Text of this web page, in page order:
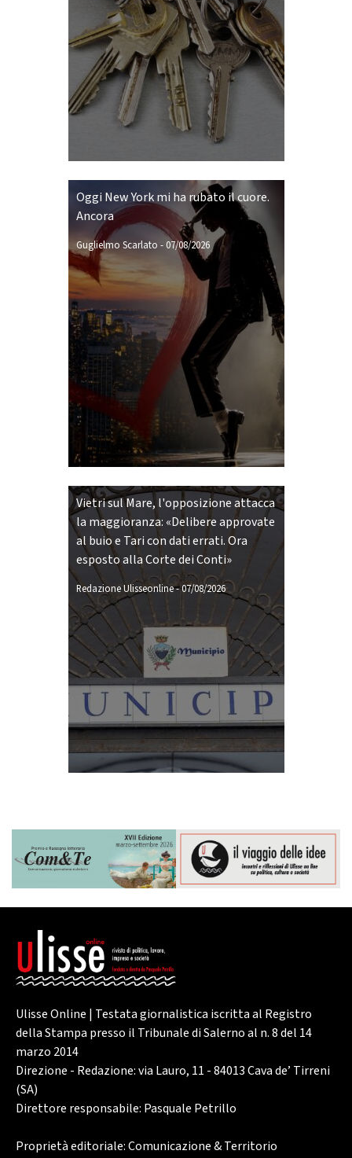
Oggi New York mi ha rubato il cuore.
Ancora
Guglielmo Scarlato -07/08/2026
Vietri sul Mare, l'opposizione attacca
la maggioranza: «Delibere approvate
al buio e Tari con dati errati. Ora
esposto alla Corte dei Conti»
Redazione Ulisseonline-07/08/2026
Ulisse Online | Testata giornalistica iscritta al Registro
della Stampa presso il Tribunale di Salerno al n. 8 del 14
marzo 2014
Direzione - Redazione: via Lauro, 11 - 84013 Cava de’ Tirreni
(SA)
Direttore responsabile: Pasquale Petrillo
Proprietà editoriale: Comunicazione & Territorio